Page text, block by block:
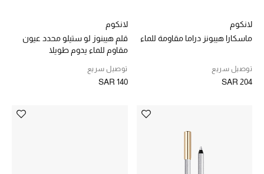
ماركات جديدة للجمال
تسوقوا أحدث الماركات
لانكوم
ماسكارا هيبونز دراما مقاومة للماء
توصيل سريع
SAR 204
لانكوم
قلم هيبنوز لو ستيلو محدد عيون
مقاوم للماء يدوم طويلا
توصيل سريع
SAR 140